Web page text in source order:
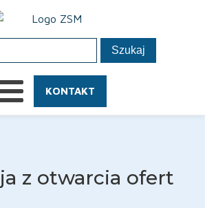
KONTAKT
z otwarcia ofert